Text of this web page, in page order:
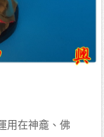
用在神龕、佛